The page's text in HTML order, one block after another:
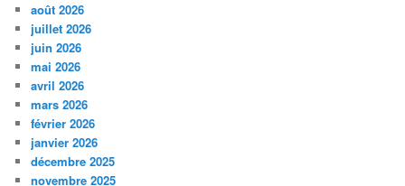
août 2026
juillet 2026
juin 2026
mai 2026
avril 2026
mars 2026
février 2026
janvier 2026
décembre 2025
novembre 2025